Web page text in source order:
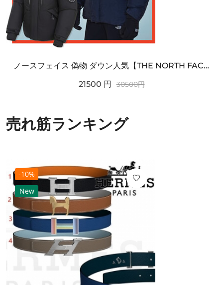
ノースフェイス 偽物 ダウン人気【THE NORTH FACE】M'S 7 SUMMIT HIM...
21500 円 30500円
売れ筋ランキング
-10%
New